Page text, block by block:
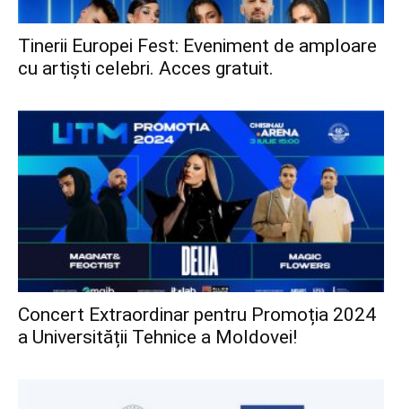
Tinerii Europei Fest: Eveniment de amploare
cu artiști celebri. Acces gratuit.
Concert Extraordinar pentru Promoția 2024
a Universității Tehnice a Moldovei!